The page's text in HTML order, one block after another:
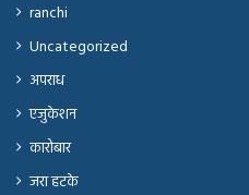
ranchi
Uncategorized
अपराध
एजुकेशन
कारोबार
जरा हटके